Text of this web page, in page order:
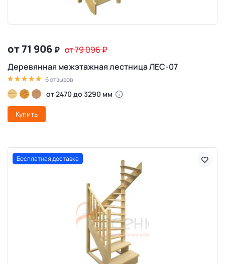
от 71 906 ₽ от 79 096₽
Деревянная межэтажная лестница ЛЕС-07
6 отзывов
от 2470 до 3290 мм
Купить
Бесплатная доставка